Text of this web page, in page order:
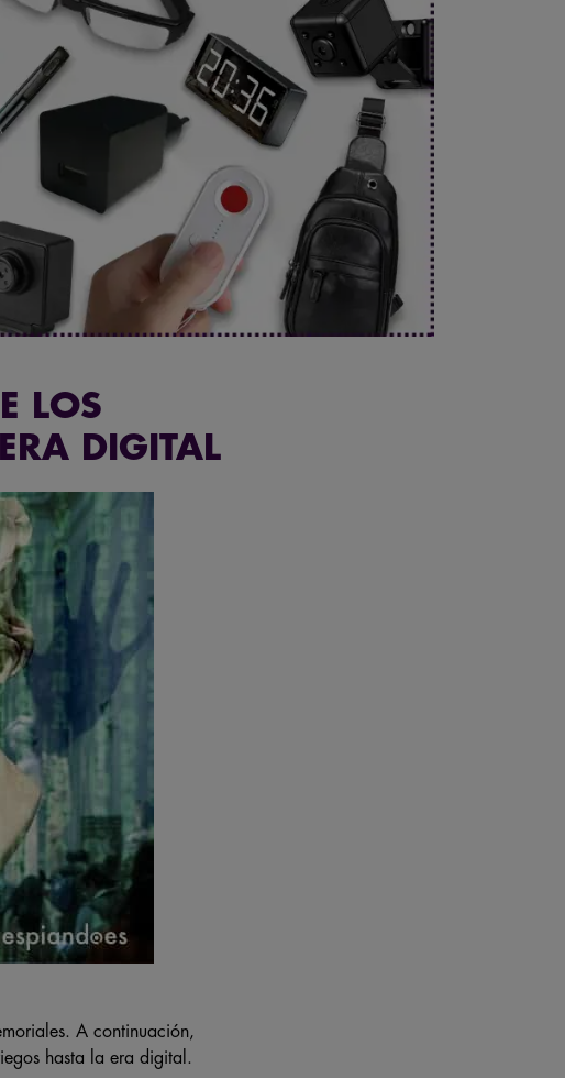
LOS
DIGITAL
A continuación,
hasta la era digital.